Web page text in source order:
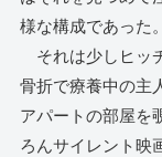
様な構成であった。
それは少しヒッ
骨折で療養中の主
アパートの部屋を
ろんサイレント映